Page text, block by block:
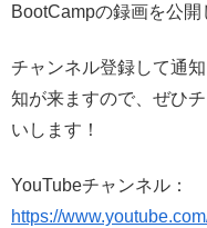
BootCampの録画を公開
チャンネル登録して通
知が来ますので、ぜひ
いします！
YouTubeチャンネル：
https://